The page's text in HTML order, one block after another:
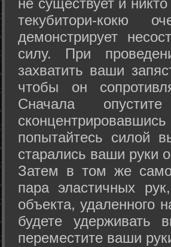
не существует и
текубитори-кокю
демонстрирует
силу. При
захватить ваши
чтобы он
Сначала
попытайтесь силой
старались ваши руки
Затем в том же
пара эластичных
объекта, удаленного
будете удерживать
переместите ваши